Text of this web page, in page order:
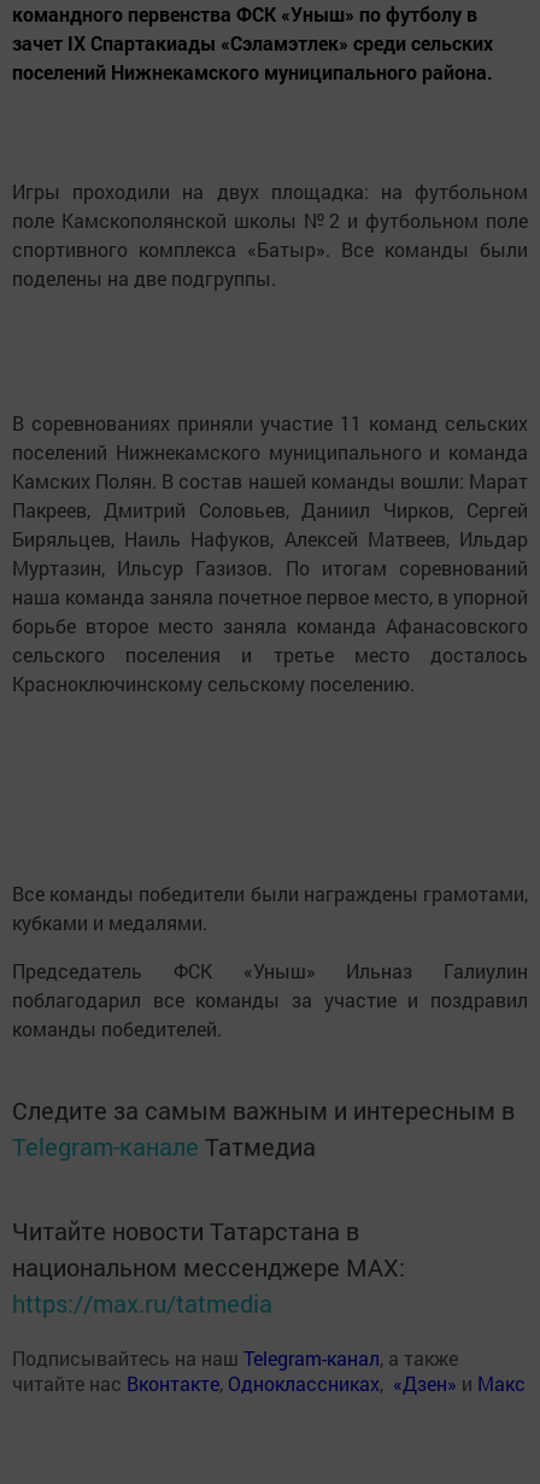
командного первенства ФСК «Уныш» по футболу в
зачет IX Спартакиады «Сэламэтлек» среди сельских
поселений Нижнекамского муниципального района.
Игры проходили на двух площадка: на футбольном
поле Камскополянской школы №2 и футбольном поле
спортивного комплекса «Батыр». Все команды были
поделены на две подгруппы.
В соревнованиях приняли участие 11 команд сельских
поселений Нижнекамского муниципального и команда
Камских Полян. В состав нашей команды вошли: Марат
Пакреев, Дмитрий Соловьев, Даниил Чирков, Сергей
Биряльцев, Наиль Нафуков, Алексей Матвеев, Ильдар
Муртазин, Ильсур Газизов. По итогам соревнований
наша команда заняла почетное первое место, в упорной
борьбе второе место заняла команда Афанасовского
сельского поселения и третье место досталось
Красноключинскому сельскому поселению.
Все команды победители были награждены грамотами,
кубками и медалями.
Председатель ФСК «Уныш» Ильназ Галиулин
поблагодарил все команды за участие и поздравил
команды победителей.
Следите за самым важным и интересным в
Telegram-канале Татмедиа
Читайте новости Татарстана в
национальном мессенджере MАХ:
https://max.ru/tatmedia
Подписывайтесь на наш Telegram-канал, а также
читайте нас Вконтакте, Одноклассниках, «Дзен» и Макс